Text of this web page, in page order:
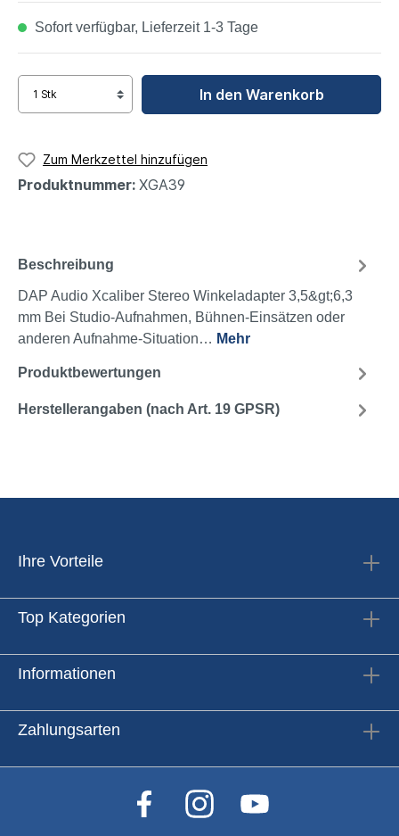
Sofort verfügbar, Lieferzeit 1-3 Tage
In den Warenkorb
Zum Merkzettel hinzufügen
Produktnummer: XGA39
Beschreibung
DAP Audio Xcaliber Stereo Winkeladapter 3,5&gt;6,3
mm Bei Studio-Aufnahmen, Bühnen-Einsätzen oder
anderen Aufnahme-Situation… Mehr
Produktbewertungen
Herstellerangaben (nach Art. 19 GPSR)
Ihre Vorteile
Top Kategorien
Informationen
Zahlungsarten